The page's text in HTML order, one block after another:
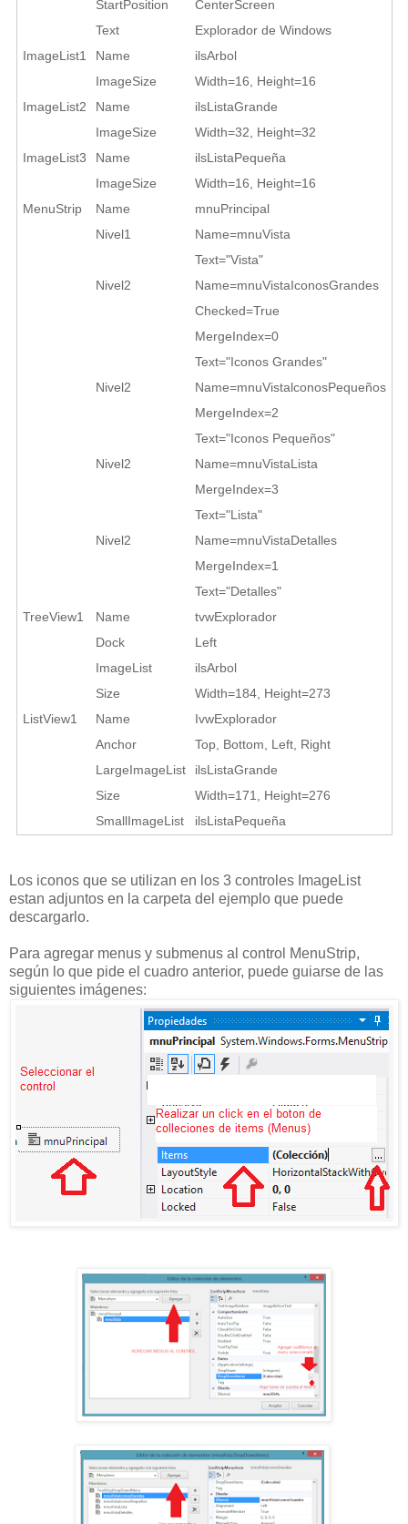
StartPosition
CenterScreen
Text
Explorador de Windows
ImageList1
Name
ilsArbol
ImageSize
Width=16, Height=16
ImageList2
Name
ilsListaGrande
ImageSize
Width=32, Height=32
ImageList3
Name
ilsListaPequeña
ImageSize
Width=16, Height=16
MenuStrip
Name
mnuPrincipal
Nivel1
Name=mnuVista
Text="Vista"
Nivel2
Name=mnuVistaIconosGrandes
Checked=True
MergeIndex=0
Text="Iconos Grandes"
Nivel2
Name=mnuVistalconosPequeños
MergeIndex=2
Text="Iconos Pequeños"
Nivel2
Name=mnuVistaLista
MergeIndex=3
Text="Lista"
Nivel2
Name=mnuVistaDetalles
MergeIndex=1
Text="Detalles"
TreeView1
Name
tvwExplorador
Dock
Left
ImageList
ilsArbol
Size
Width=184, Height=273
ListView1
Name
IvwExplorador
Anchor
Top, Bottom, Left, Right
LargeImageList
ilsListaGrande
Size
Width=171, Height=276
SmallImageList
ilsListaPequeña
Los iconos que se utilizan en los 3 controles ImageList
estan adjuntos en la carpeta del ejemplo que puede
descargarlo.
Para agregar menus y submenus al control MenuStrip,
según lo que pide el cuadro anterior, puede guiarse de las
siguientes imágenes: